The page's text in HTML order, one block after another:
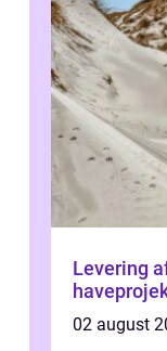
Levering
02 august